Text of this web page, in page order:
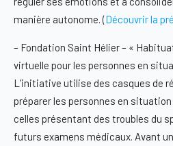
manière autonome. (Découvrir la
– Fondation Saint Hélier – «
virtuelle pour les personnes en
L’initiative utilise des casques de
préparer les personnes en
celles présentant des troubles du
futurs examens médicaux. Avant